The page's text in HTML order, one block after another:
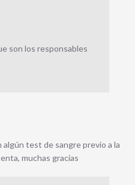
son los responsables
algún test de sangre previo a la
muchas gracias